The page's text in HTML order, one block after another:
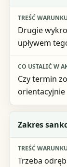
Drugie
upływem
Czy termin
orientacyjnie
Zakres
Trzeba